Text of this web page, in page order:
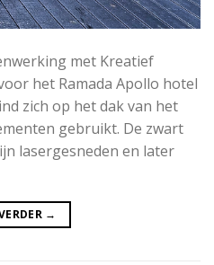
met Kreatief
het Ramada Apollo hotel
zich op het dak van het
gebruikt. De zwart
lasergesneden en later
→